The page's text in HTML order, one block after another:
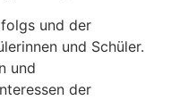
und der
und Schüler.
und
der